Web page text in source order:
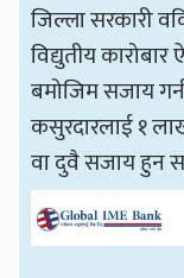
जिल्ला सरकारी
विद्युतीय
बमोजिम सजाय
कसुरदारलाई १
वा दुवै सजाय हुन